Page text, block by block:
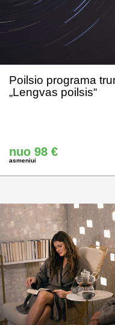
Poilsio programa
„Lengvas poilsis“
nuo 98 €
asmeniui